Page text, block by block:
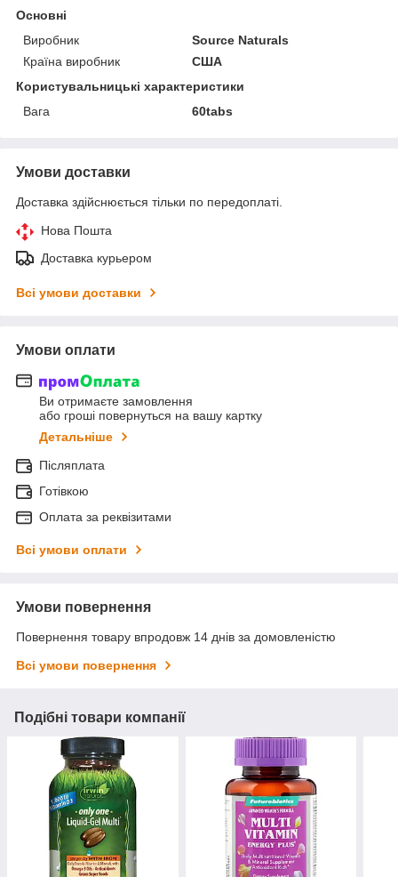
Основні
Виробник
Source Naturals
Країна виробник
США
Користувальницькі характеристики
Вага
60tabs
Умови доставки
Доставка здійснюється тільки по передоплаті.
Нова Пошта
Доставка курьером
Всі умови доставки
Умови оплати
Ви отримаєте замовлення
або гроші повернуться на вашу картку
Детальніше
Післяплата
Готівкою
Оплата за реквізитами
Всі умови оплати
Умови повернення
Повернення товару впродовж 14 днів за домовленістю
Всі умови повернення
Подібні товари компанії